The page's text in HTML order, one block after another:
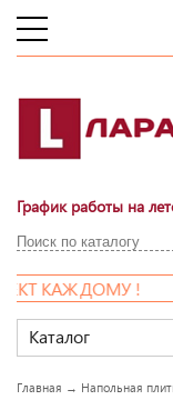
График работы на
КАЖДОМУ !
Каталог
Главная → Напольная